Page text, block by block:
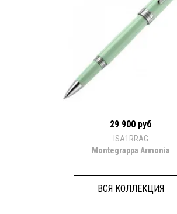
29 900 руб
ISA1RRAG
Montegrappa Armonia
ВСЯ КОЛЛЕКЦИЯ